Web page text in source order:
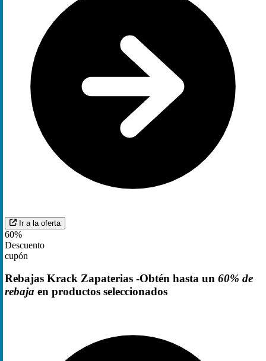
Ir a la oferta
60%
Descuento
cupón
Rebajas Krack Zapaterias -Obtén hasta un 60% de
rebaja en productos seleccionados